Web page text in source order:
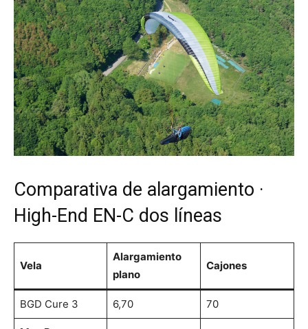
Comparativa de alargamiento ·
High-End EN-C dos líneas
Vela
Alargamiento
plano
Cajones
BGD Cure 3 6,70 70